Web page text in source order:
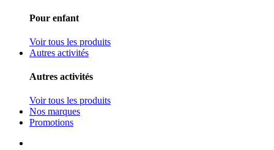
Pour enfant
Voir tous les produits
Autres activités
Autres activités
Voir tous les produits
Nos marques
Promotions